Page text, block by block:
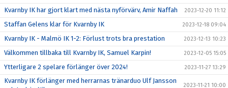
Kvarnby IK har gjort klart med nästa nyförvärv, Amir Naffah 2023-12-20 11:12
Staffan Gelens klar för Kvarnby IK 2023-12-18 09:04
Kvarnby IK - Malmö IK 1-2: Förlust trots bra prestation 2023-12-13 10:23
Välkommen tillbaka till Kvarnby IK, Samuel Karpin! 2023-12-05 15:05
Ytterligare 2 spelare förlänger över 2024! 2023-11-27 13:29
Kvarnby IK förlänger med herrarnas tränarduo Ulf Jansson
2023-11-21 10:00